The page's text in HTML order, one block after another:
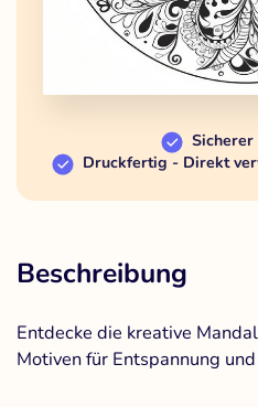
Druckfertig - Direkt
Beschreibung
Entdecke die kreative
Motiven für Entspannung